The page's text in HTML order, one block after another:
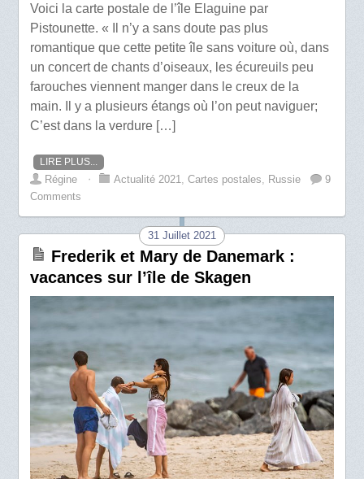
Voici la carte postale de l’île Elaguine par
Pistounette. « Il n’y a sans doute pas plus
romantique que cette petite île sans voiture où, dans
un concert de chants d’oiseaux, les écureuils peu
farouches viennent manger dans le creux de la
main. Il y a plusieurs étangs où l’on peut naviguer;
C’est dans la verdure […]
LIRE PLUS...
Régine ⋅ Actualité 2021 ,Cartes postales Russie
9
Comments
31 Juillet 2021
Frederik et Mary de Danemark :
vacances sur l’île de Skagen